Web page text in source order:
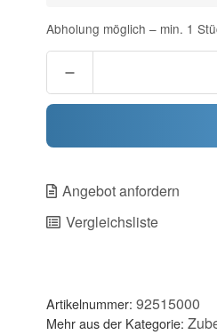
Abholung möglich – min. 1
Angebot anfordern
Vergleichsliste
Artikelnummer: 92515000
Mehr aus der Kategorie: